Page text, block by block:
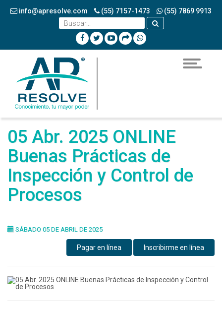
info@apresolve.com (55) 7157-1473 (55) 7869 9913
Toggle
05 Abr. 2025 ONLINE
Buenas Prácticas de
Inspección y Control de
Procesos
SÁBADO 05 DE ABRIL DE 2025
Pagar en línea Inscribirme en línea